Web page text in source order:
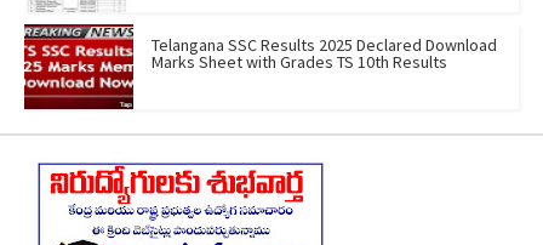
Telangana SSC Results 2025 Declared Download
Marks Sheet with Grades TS 10th Results